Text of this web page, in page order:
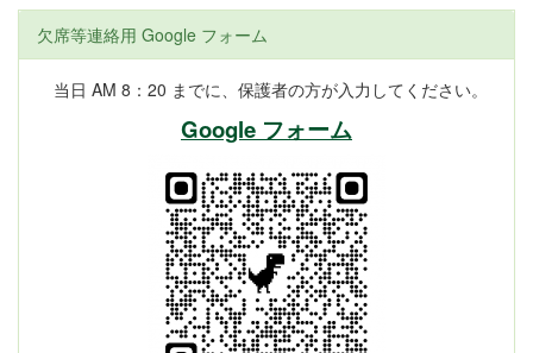
欠席等連絡用 Google フォーム
当日 AM 8：20 までに、保護者の方が入力してください。
Google フォーム